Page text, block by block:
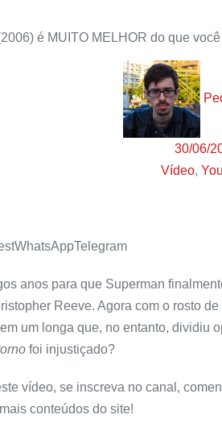
é MUITO MELHOR do que
30/06/
Vídeo,
WhatsAppTelegram
anos para que Superman
Reeve. Agora com o rosto
um longa que, no entanto, dividiu
foi injustiçado?
vídeo, se inscreva no canal,
conteúdos do site!